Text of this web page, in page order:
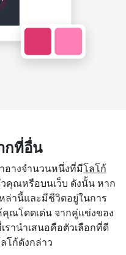
กที่อื่น
อางจำนวนหนึ่งที่มีโลโก้
คุณหรือบนเว็บ ดังนั้น หาก
ล่านี้และมีชีวิตอยู่ในการ
ณโดดเด่น จากคู่แข่งของ
านำเสนอคือตัวเลือกที่ดี
โก้ดังกล่าว